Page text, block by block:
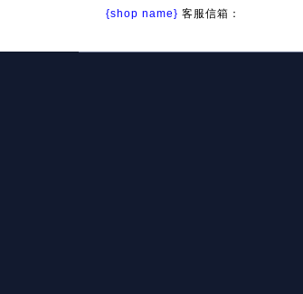
{shop name} 客服信箱：